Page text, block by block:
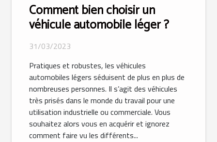
Comment bien choisir un
véhicule automobile léger ?
31/03/2023
Pratiques et robustes, les véhicules
automobiles légers séduisent de plus en plus de
nombreuses personnes. Il s’agit des véhicules
très prisés dans le monde du travail pour une
utilisation industrielle ou commerciale. Vous
souhaitez alors vous en acquérir et ignorez
comment faire vu les différents...